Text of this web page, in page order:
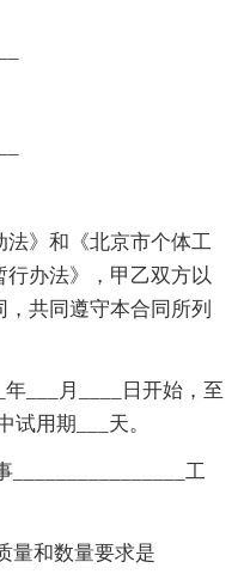
》和《北京市个体工
办法》，甲乙双方以
共同遵守本合同所列
___月____日开始，至
试用期___天。
________________工
量和数量要求是